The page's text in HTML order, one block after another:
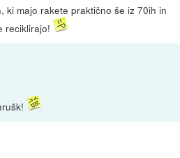
ki majo rakete praktično še iz 70ih in
reciklirajo!